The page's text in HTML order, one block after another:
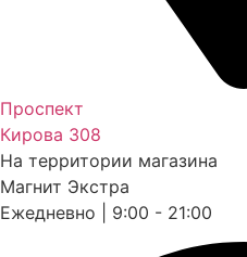
Проспект
Кирова 308
На территории магазина
Магнит Экстра
Ежедневно | 9:00 - 21:00